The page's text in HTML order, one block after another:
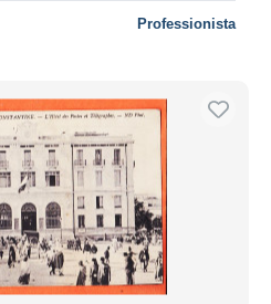
Professionista